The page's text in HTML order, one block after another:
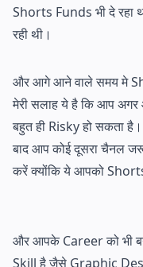
Shorts Funds भी दे रहा
रही थी।
और आगे आने वाले समय मे
मेरी सलाह ये है कि आप
बहुत ही Risky हो सकता
बाद आप कोई दूसरा चैनल
करें क्योंकि ये आपको
और आपके Career को भी
Skill है जैसे Graphic